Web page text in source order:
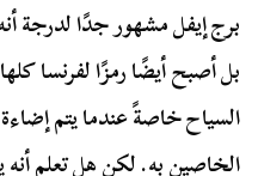
برج إيفل مشهور جدًا لدرجة
بل أصبح أيضًا رمزًا لفرنسا
الخاصين به. لكن هل تعلم